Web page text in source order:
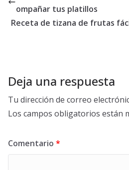
ompañar tus platillos
Receta de tizana de frutas
Deja una respuesta
Tu dirección de correo
Los campos obligatorios están
Comentario *